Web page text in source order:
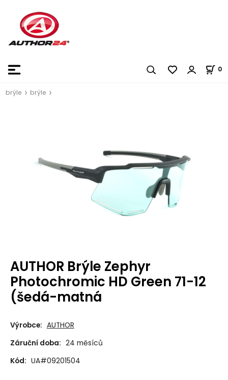
0
brýle brýle
AUTHOR Brýle Zephyr
Photochromic HD Green 71-12
(šedá-matná
Výrobce: AUTHOR
Záruční doba: 24 měsíců
Kód: UA#09201504